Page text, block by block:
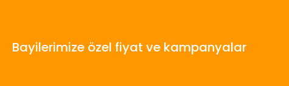
Bayilerimize özel fiyat ve kampanyalar